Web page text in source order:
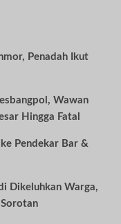
Penadah Ikut
Wawan
Hingga Fatal
Pendekar Bar &
Dikeluhkan Warga,
Sorotan